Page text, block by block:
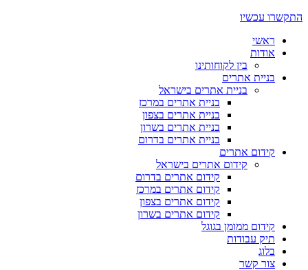
התקשרו עכשיו
ראשי
אודות
בין לקוחותינו
בניית אתרים
בניית אתרים בישראל
בניית אתרים במרכז
בניית אתרים בצפון
בניית אתרים בשרון
בניית אתרים בדרום
קידום אתרים
קידום אתרים בישראל
קידום אתרים בדרום
קידום אתרים במרכז
קידום אתרים בצפון
קידום אתרים בשרון
קידום ממומן בגוגל
תיק עבודות
בלוג
צור קשר